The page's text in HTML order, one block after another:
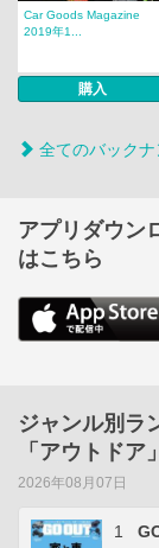
Car Goods Magazine
2019年1...
購入
全てのバック
アプリダウン
はこちら
ジャンル別ラ
「アウトドア」
2026年08月07日
1